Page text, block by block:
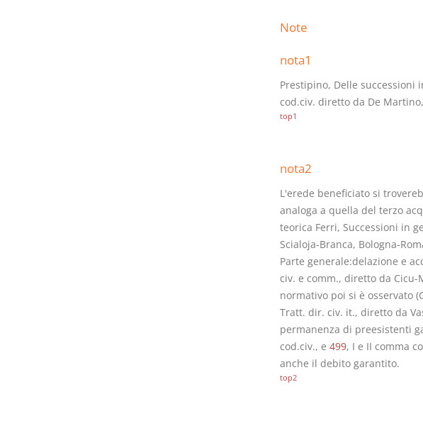
Note
nota1
Prestipino, Delle successioni
cod.civ. diretto da De
top1
nota2
L'erede beneficiato si
analoga a quella del terzo
teorica Ferri, Successioni in
Scialoja-Branca, Bologna-
Parte generale:delazione e
civ. e comm., diretto da Cicu-
normativo poi si è osservato
Tratt. dir. civ. it., diretto da
permanenza di preesistenti
cod.civ., e 499, I e II comma
anche il debito garantito.
top2